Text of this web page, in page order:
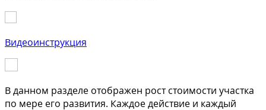
Видеоинструкция
В данном разделе отображен рост стоимости участка
по мере его развития. Каждое действие и каждый